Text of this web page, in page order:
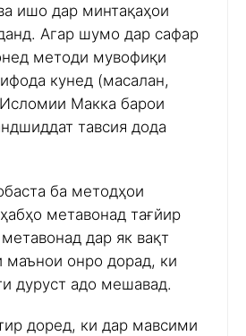
ишо дар минтақаҳои
Агар шумо дар сафар
методи мувофиқи
кунед (масалан,
Макка барои
тавсия дода
ба методҳои
метавонад тағйир
дар як вақт
маънои онро дорад, ки
дуруст адо мешавад.
доред, ки дар мавсими